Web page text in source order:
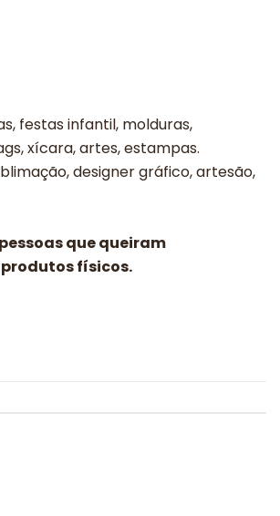
festas infantil, molduras,
xícara, artes, estampas.
designer gráfico, artesão,
que queiram
físicos.